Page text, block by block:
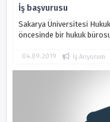
İş başvurusu
Sakarya Üniversitesi
öncesinde bir hukuk
büroda ...
04.09.2019 İş Arıyorum